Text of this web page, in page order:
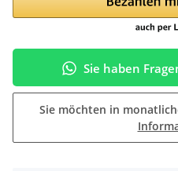
Sie haben
Sie möchten in